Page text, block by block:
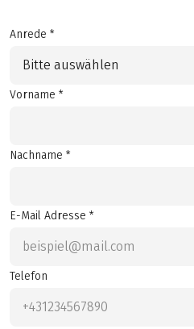
Anrede *
Bitte auswählen
Vorname *
Nachname *
E-Mail Adresse *
Telefon